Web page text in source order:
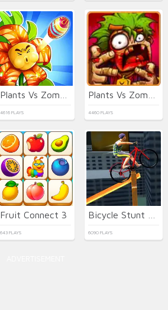
4616 PLAYS 4460 PLAYS
Fruit Connect 3
643 PLAYS 6090 PLAYS